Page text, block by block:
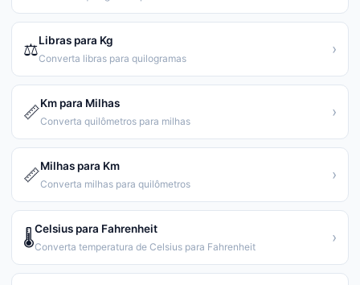
⚖️Libras para Kg
Converta libras para quilogramas
›
📏Km para Milhas
Converta quilômetros para milhas
›
📏Milhas para Km
Converta milhas para quilômetros
›
🌡️Celsius para Fahrenheit
Converta temperatura de Celsius para Fahrenheit
›